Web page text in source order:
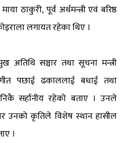
ठाकुरी, पूर्व अर्थमन्त्री एवं बरिष्ठ
लगायत रहेका थिए ।
अतिथि सञ्चार तथा सूचना मन्त्री
गीत पछाई ढकाललाई बधाई तथा
सर्हानीय रहेको बताए । उनले
उनको कृतिले विशेष स्थान हासील
।